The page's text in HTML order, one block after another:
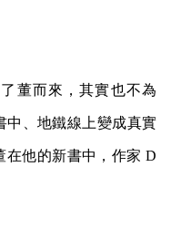
董而來，其實也不為
中、地鐵線上變成真實
在他的新書中，作家 D